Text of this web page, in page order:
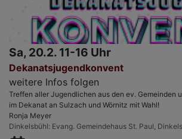
Sa, 20.2. 11-16 Uhr
Dekanatsjugendkonvent
weitere Infos folgen
Treffen aller Jugendlichen aus den ev. Gemeinden
im Dekanat an Sulzach und Wörnitz mit Wahl!
Ronja Meyer
Dinkelsbühl Evang. Gemeindehaus St. Paul,